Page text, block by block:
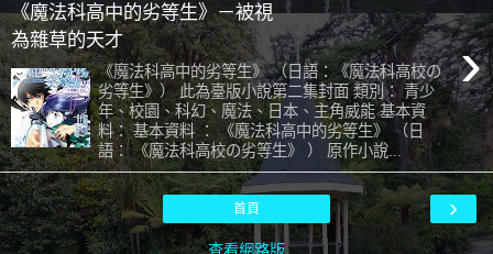
《魔法科高中的劣等生》－被視
為雜草的天才
›
《魔法科高中的劣等生》 （日語：《魔法科高校の
劣等生》） 此為臺版小說第二集封面 類別： 青少
年、校園、科幻、魔法、日本、主角威能 基本資
料： 基本資料 ： 《魔法科高中的劣等生》 （日
語： 《魔法科高校の劣等生》 ） 原作小說...
›
首頁
查看網路版